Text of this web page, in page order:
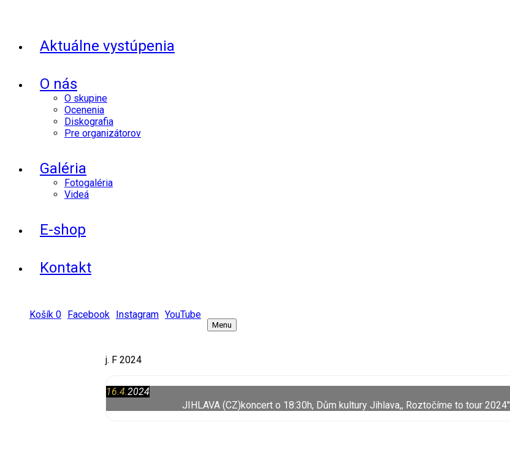
Aktuálne vystúpenia
O nás
O skupine
Ocenenia
Diskografia
Pre organizátorov
Galéria
Fotogaléria
Videá
E-shop
Kontakt
Košík 0 Facebook Instagram YouTube
Menu
j. F 2024
16.4.2024
JIHLAVA (CZ)koncert o 18:30h, Dům kultury Jihlava,, Roztočíme to tour 2024''